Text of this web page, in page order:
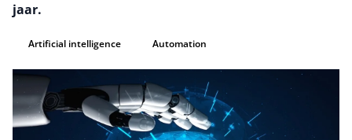
jaar.
Artificial intelligence Automation